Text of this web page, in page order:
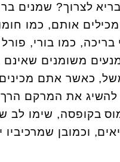
לצרוך? שמנים
אותם, כמו
בריכה, כמו בורי,
משומנים שאינם
כאשר אתם
להשיג את המרקם
בקופסה, שימו לב
וכמובן